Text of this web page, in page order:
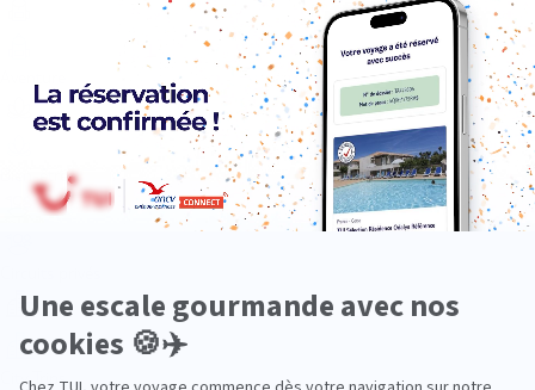
Bien-être
City Trips